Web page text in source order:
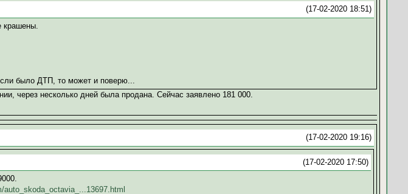
(17-02-2020 18:51)
крашены.
было ДТП, то может и поверю...
через несколько дней была продана. Сейчас заявлено 181 000.
(17-02-2020 19:16)
(17-02-2020 17:50)
auto_skoda_octavia_...13697.html